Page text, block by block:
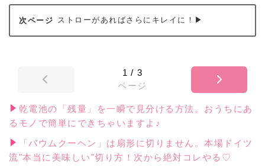
ストローがあればさらにキレイに！▶
1 / 3
ページ
乾電池の「残量」を一瞬で見分ける方法。おうちにあ
るモノで簡単にできちゃいますよ♪
「バウムクーヘン」は扇形に切りません。本場ドイツ
流"本当に美味しい"切り方！次から絶対コレやる♡